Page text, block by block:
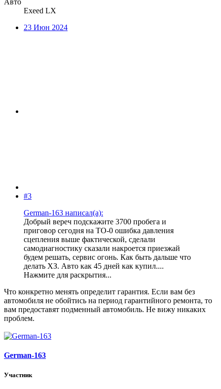
Авто
Exeed LX
23 Июн 2024
#3
German-163 написал(а):
Добрый вереч подскажите 3700 пробега и
приговор сегодня на ТО-0 ошибка давления
сцепления выше фактической, сделали
самодиагностику сказали накроется приезжай
будем решать, сервис огонь. Как быть дальше что
делать ХЗ. Авто как 45 дней как купил....
Нажмите для раскрытия...
Что конкретно менять определит гарантия. Если вам без
автомобиля не обойтись на период гарантийного ремонта, то
вам предоставят подменный автомобиль. Не вижу никаких
проблем.
German-163
Участник